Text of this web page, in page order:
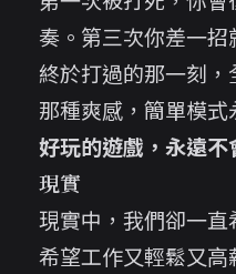
奏。第三次你差一
終於打過的那一刻，
那種爽感，簡單模式
好玩的遊戲，永遠不
現實
現實中，我們卻一直
希望工作又輕鬆又